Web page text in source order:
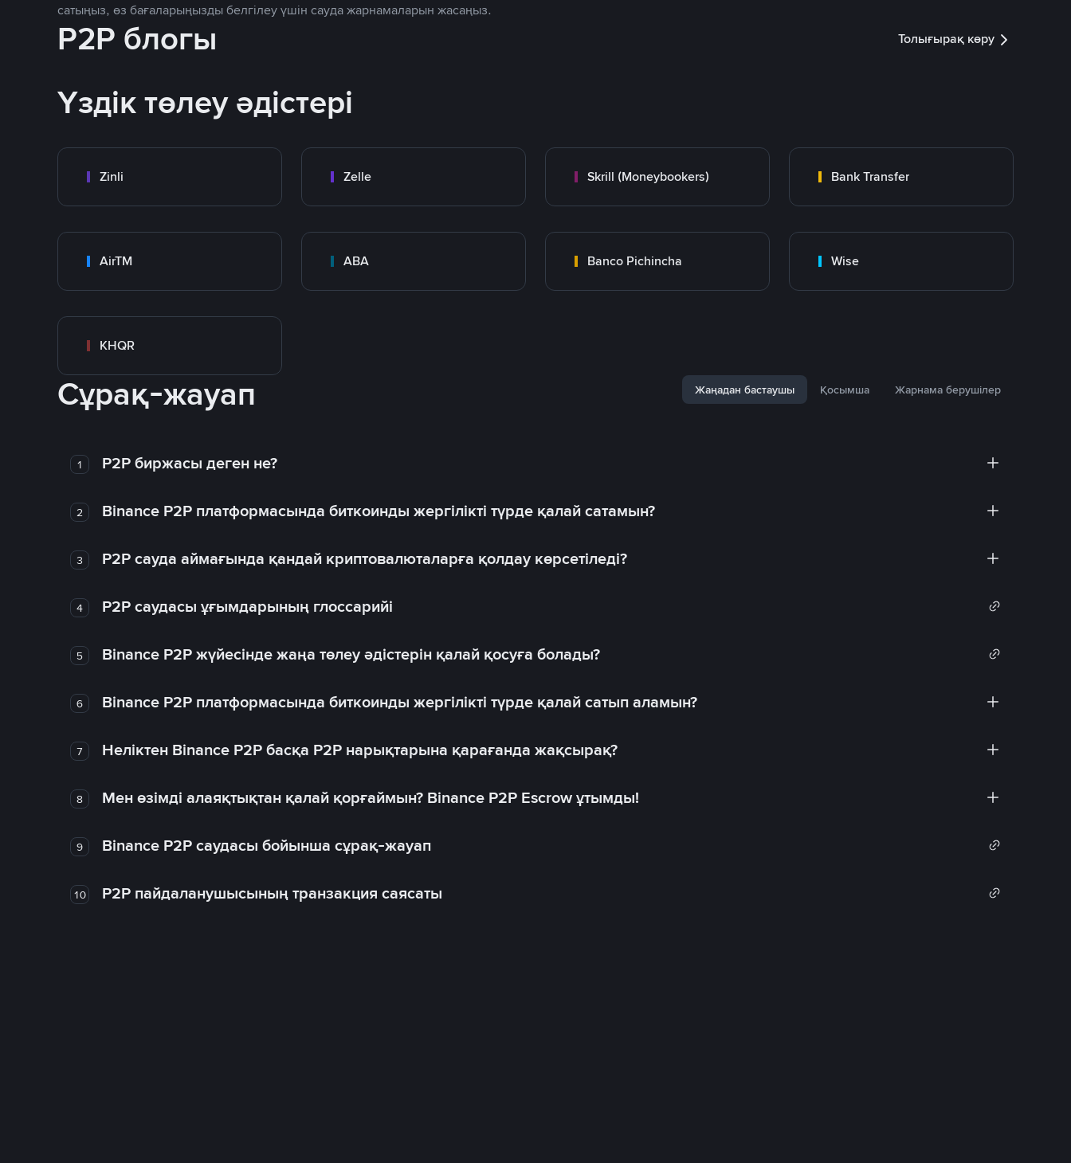
сатыңыз, өз бағаларыңызды белгілеу үшін сауда жарнамаларын жасаңыз.
P2P блогы Толығырақ көру
Үздік төлеу әдістері
Zinli Zelle Skrill (Moneybookers) Bank Transfer
AirTM ABA Banco Pichincha Wise
KHQR
Сұрақ-жауап Жаңадан бастаушы Қосымша Жарнама берушілер
1 P2P биржасы деген не?
2 Binance P2P платформасында биткоинды жергілікті түрде қалай сатамын?
3 P2P сауда аймағында қандай криптовалюталарға қолдау көрсетіледі?
4 P2P саудасы ұғымдарының глоссарийі
5 Binance P2P жүйесінде жаңа төлеу әдістерін қалай қосуға болады?
6 Binance P2P платформасында биткоинды жергілікті түрде қалай сатып аламын?
7 Неліктен Binance P2P басқа P2P нарықтарына қарағанда жақсырақ?
8 Мен өзімді алаяқтықтан қалай қорғаймын? Binance P2P Escrow ұтымды!
9 Binance P2P саудасы бойынша сұрақ-жауап
10 P2P пайдаланушысының транзакция саясаты